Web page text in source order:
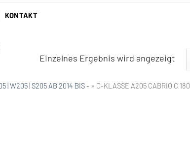
KONTAKT
Einzelnes Ergebnis wird angezeigt
| W205 | S205 AB 2014 BIS - » C-KLASSE A205 CABRIO C 180